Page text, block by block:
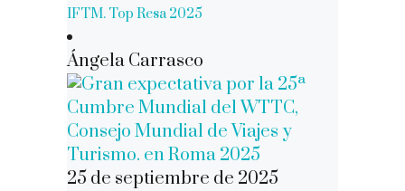
IFTM. Top Resa 2025
Ángela Carrasco
25 de septiembre de 2025